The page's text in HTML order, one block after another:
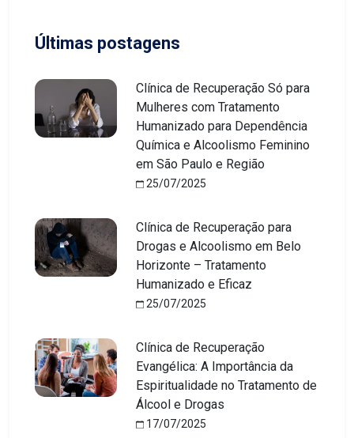
Últimas postagens
Clínica de Recuperação Só para
Mulheres com Tratamento
Humanizado para Dependência
Química e Alcoolismo Feminino
em São Paulo e Região
25/07/2025
Clínica de Recuperação para
Drogas e Alcoolismo em Belo
Horizonte – Tratamento
Humanizado e Eficaz
25/07/2025
Clínica de Recuperação
Evangélica: A Importância da
Espiritualidade no Tratamento de
Álcool e Drogas
17/07/2025